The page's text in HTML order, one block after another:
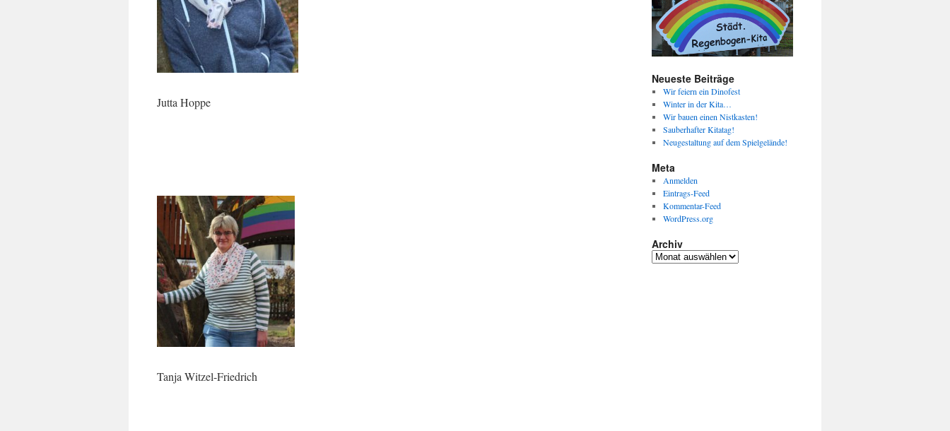
Jutta Hoppe
Tanja Witzel-Friedrich
Neueste Beiträge
Wir feiern ein Dinofest
Winter in der Kita…
Wir bauen einen Nistkasten!
Sauberhafter Kitatag!
Neugestaltung auf dem Spielgelände!
Meta
Anmelden
Eintrags-Feed
Kommentar-Feed
WordPress.org
Archiv
Archiv